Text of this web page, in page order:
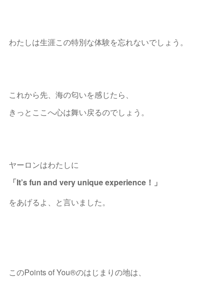
わたしは生涯この特別な体験を忘れないでしょう。
これから先、海の匂いを感じたら、
きっとここへ心は舞い戻るのでしょう。
ヤーロンはわたしに
「It’s fun and very unique experience！」
をあげるよ、と言いました。
このPoints of You®のはじまりの地は、